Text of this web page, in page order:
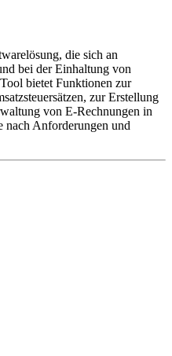
die sich an
bei der Einhaltung von
bietet Funktionen zur
zur Erstellung
von E-Rechnungen in
nach Anforderungen und